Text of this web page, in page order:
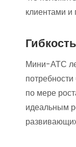
клиентами и
Мини-АТС
по мере
идеальным